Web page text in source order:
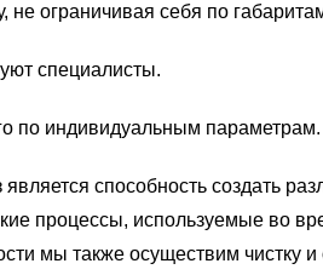
не ограничивая себя по
специалисты.
по индивидуальным параметрам.
способность создать
процессы, используемые во
мы также осуществим